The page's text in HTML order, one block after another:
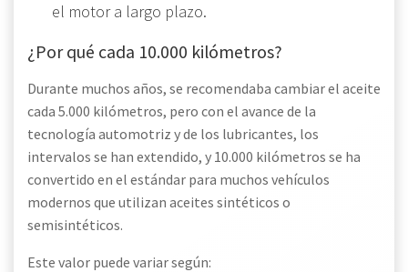
el motor a largo plazo.
¿Por qué cada 10.000 kilómetros?
Durante muchos años, se recomendaba cambiar el aceite
cada 5.000 kilómetros, pero con el avance de la
tecnología automotriz y de los lubricantes, los
intervalos se han extendido, y 10.000 kilómetros se ha
convertido en el estándar para muchos vehículos
modernos que utilizan aceites sintéticos o
semisintéticos.
Este valor puede variar según: